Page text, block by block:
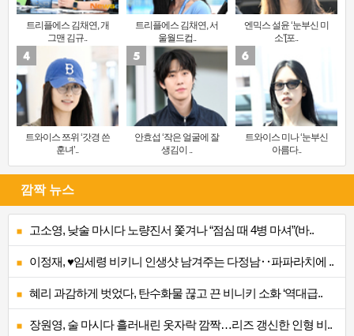
트리플에스 김채연, 개
그맨 김규..
트리플에스 김채연, 서
울월드컵..
엔믹스 설윤 ‘눈부신 미
소’[포..
트와이스 쯔위 ‘갓경 쓴
훈녀’..
안효섭 ‘작은 얼굴에 잘
생김이 ..
트와이스 미나 ‘눈부신
아름다..
깜짝 뉴스
고소영, 낮술 마시다 노량진서 쫓겨나 “점심 때 4병 마셔”(바..
이정재, ♥임세령 비키니 인생샷 남겨주는 다정남‥파파라치에 ..
혜리 과감하게 벗었다, 탄수화물 끊고 끈 비니키 소화 ‘역대급..
장원영, 술 마시다 흘러내린 옷자락 깜짝…리즈 갱신한 인형 비..